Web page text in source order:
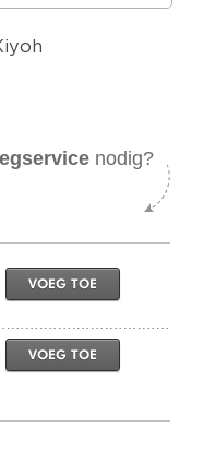
nodig?
VOEG TOE
VOEG TOE